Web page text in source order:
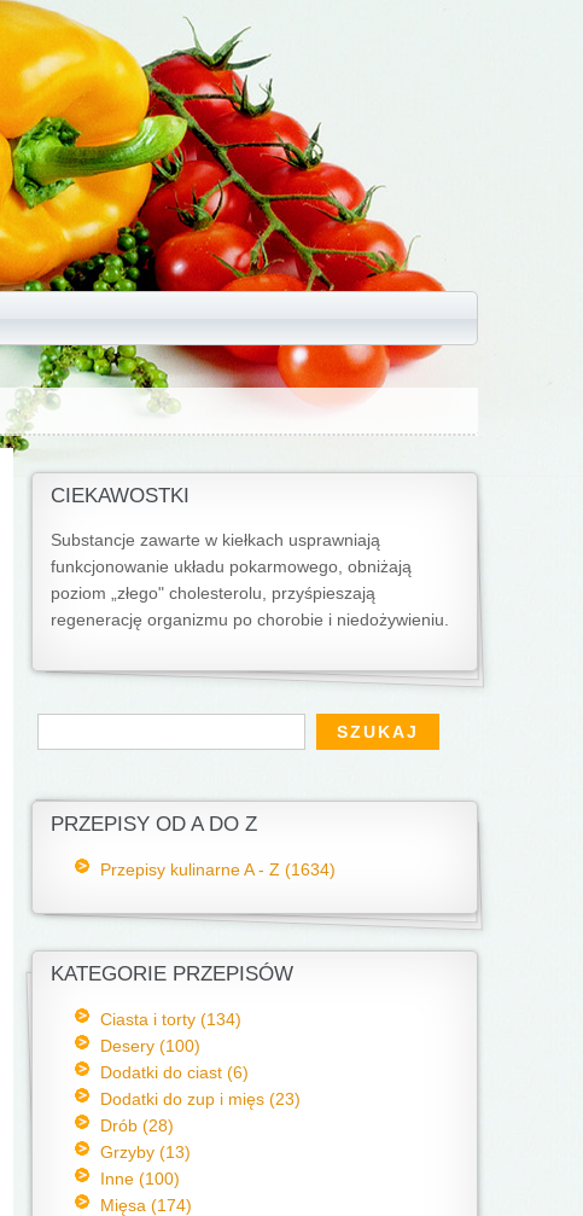
CIEKAWOSTKI
Substancje zawarte w kiełkach usprawniają
funkcjonowanie układu pokarmowego, obniżają
poziom „złego" cholesterolu, przyśpieszają
regenerację organizmu po chorobie i niedożywieniu.
Formularz wyszukiwania
Szukaj
PRZEPISY OD A DO Z
Przepisy kulinarne A - Z (1634)
KATEGORIE PRZEPISÓW
Ciasta i torty (134)
Desery (100)
Dodatki do ciast (6)
Dodatki do zup i mięs (23)
Drób (28)
Grzyby (13)
Inne (100)
Mięsa (174)